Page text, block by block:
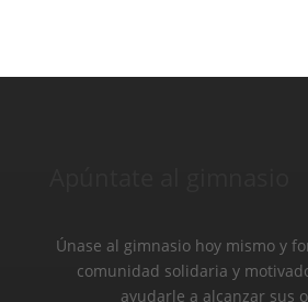
Únase al gimnasio hoy mismo y
comunidad solidaria y
ayudarle a alcanzar sus